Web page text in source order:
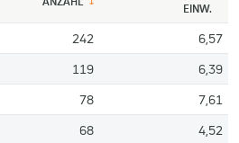
EINW.
242
6,57
119
6,39
78
7,61
68
4,52